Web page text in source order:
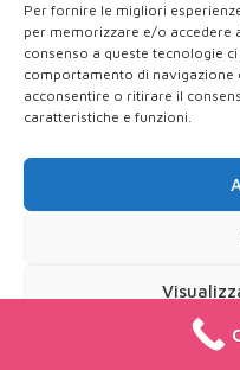
Per fornire le migliori
per memorizzare e/o accedere
consenso a queste tecnologie
comportamento di navigazione
acconsentire o ritirare il
caratteristiche e funzioni.
Cookie